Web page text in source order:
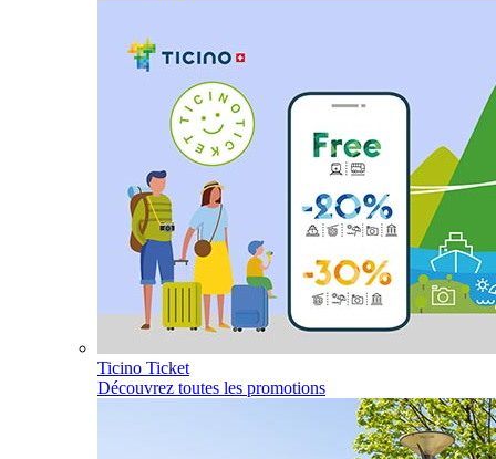
Ticino Ticket
Découvrez toutes les promotions